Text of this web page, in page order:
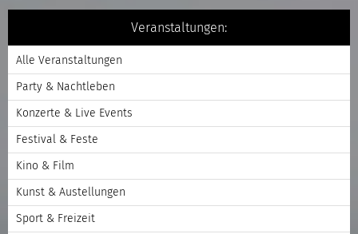
Veranstaltungen:
Alle Veranstaltungen
Party & Nachtleben
Konzerte & Live Events
Festival & Feste
Kino & Film
Kunst & Austellungen
Sport & Freizeit